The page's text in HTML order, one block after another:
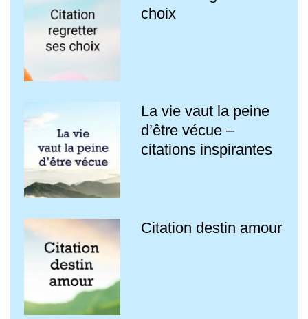
choix
La vie vaut la peine
d’être vécue –
citations inspirantes
Citation destin amour